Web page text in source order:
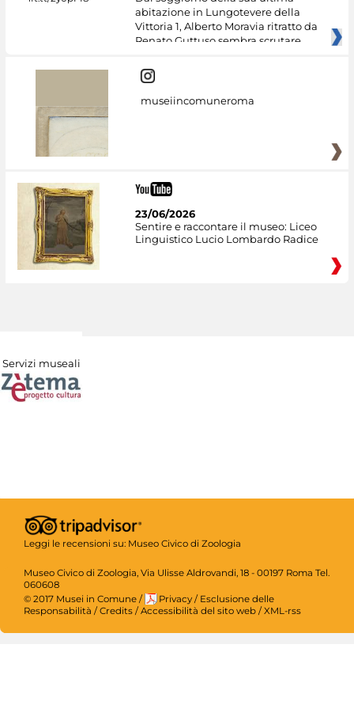
abitazione in Lungotevere della
Vittoria 1, Alberto Moravia ritratto da
Renato Guttuso sembra scrutare
museiincomuneroma
23/06/2026
Sentire e raccontare il museo: Liceo
Linguistico Lucio Lombardo Radice
Servizi museali
Leggi le recensioni su: Museo Civico di Zoologia
Museo Civico di Zoologia, Via Ulisse Aldrovandi, 18 - 00197 Roma Tel.
060608
© 2017 Musei in Comune / Privacy / Esclusione delle
Responsabilità / Credits / Accessibilità del sito web / XML-rss